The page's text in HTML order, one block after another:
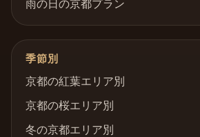
雨の日の京都プラン
季節別
京都の紅葉エリア別
京都の桜エリア別
冬の京都エリア別